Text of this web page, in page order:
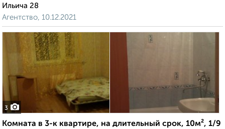
Ильича 28
Агентство, 10.12.2021
3
Комната в 3-к квартире, на длительный срок, 10м², 1/9